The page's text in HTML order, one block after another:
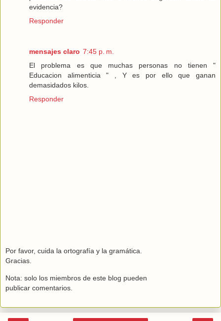
evidencia?
Responder
mensajes claro 7:45 p. m.
El problema es que muchas personas no tienen "
Educacion alimenticia " , Y es por ello que ganan
demasidados kilos.
Responder
Por favor, cuida la ortografía y la gramática.
Gracias.
Nota: solo los miembros de este blog pueden
publicar comentarios.